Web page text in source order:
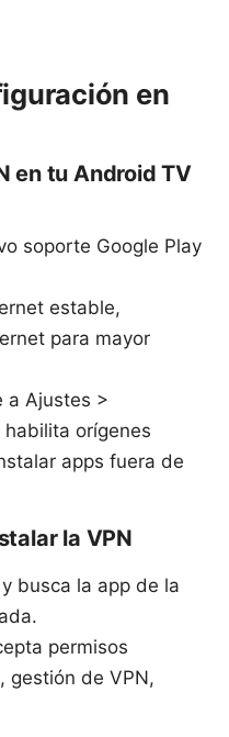
en
en tu Android TV
soporte Google Play
estable,
para mayor
a Ajustes >
orígenes
apps fuera de
la VPN
busca la app de la
permisos
gestión de VPN,